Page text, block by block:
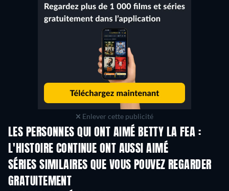
Enlever cette publicité
LES PERSONNES QUI ONT AIMÉ BETTY LA FEA :
L'HISTOIRE CONTINUE ONT AUSSI AIMÉ
Série Série
SÉRIES SIMILAIRES QUE VOUS POUVEZ REGARDER
GRATUITEMENT